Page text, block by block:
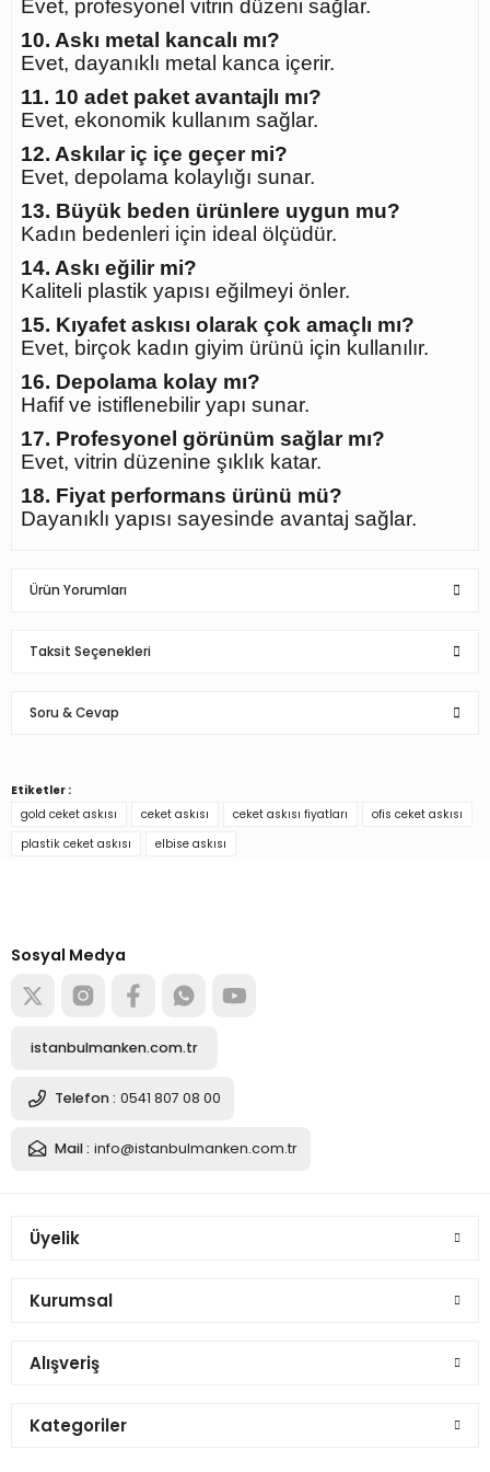
Evet, profesyonel vitrin düzeni sağlar.
10. Askı metal kancalı mı?
Evet, dayanıklı metal kanca içerir.
11. 10 adet paket avantajlı mı?
Evet, ekonomik kullanım sağlar.
12. Askılar iç içe geçer mi?
Evet, depolama kolaylığı sunar.
13. Büyük beden ürünlere uygun mu?
Kadın bedenleri için ideal ölçüdür.
14. Askı eğilir mi?
Kaliteli plastik yapısı eğilmeyi önler.
15. Kıyafet askısı olarak çok amaçlı mı?
Evet, birçok kadın giyim ürünü için kullanılır.
16. Depolama kolay mı?
Hafif ve istiflenebilir yapı sunar.
17. Profesyonel görünüm sağlar mı?
Evet, vitrin düzenine şıklık katar.
18. Fiyat performans ürünü mü?
Dayanıklı yapısı sayesinde avantaj sağlar.
Ürün Yorumları
Taksit Seçenekleri
Soru & Cevap
Etiketler :
gold ceket askısı
ceket askısı ceket askısı fiyatları
ofis ceket askısı
plastik ceket askısı
elbise askısı
Sosyal Medya
istanbulmanken.com.tr
Telefon : 0541 807 08 00
Mail : info@istanbulmanken.com.tr
Üyelik
Kurumsal
Alışveriş
Kategoriler